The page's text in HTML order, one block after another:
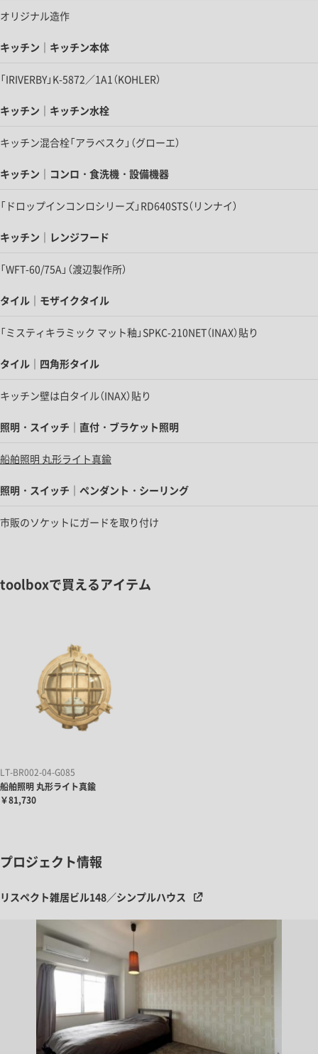
オリジナル造作
キッチン｜キッチン本体
「IRIVERBY」K-5872／1A1（KOHLER）
キッチン｜キッチン水栓
キッチン混合栓「アラベスク」（グローエ）
キッチン｜コンロ・食洗機・設備機器
「ドロップインコンロシリーズ」RD640STS（リンナイ）
キッチン｜レンジフード
「WFT-60/75A」（渡辺製作所）
タイル｜モザイクタイル
「ミスティキラミック マット釉」SPKC-210NET（INAX）貼り
タイル｜四角形タイル
キッチン壁は白タイル（INAX）貼り
照明・スイッチ｜直付・ブラケット照明
船舶照明 丸形ライト真鍮
照明・スイッチ｜ペンダント・シーリング
市販のソケットにガードを取り付け
toolboxで買えるアイテム
LT-BR002-04-G085
船舶照明 丸形ライト真鍮
￥81,730
プロジェクト情報
リスペクト雑居ビル148／シンプルハウス